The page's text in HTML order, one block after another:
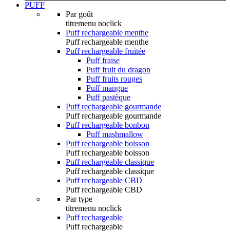
PUFF
Par goût
titremenu noclick
Puff rechargeable menthe
Puff rechargeable menthe
Puff rechargeable fruitée
Puff fraise
Puff fruit du dragon
Puff fruits rouges
Puff mangue
Puff pastèque
Puff rechargeable gourmande
Puff rechargeable gourmande
Puff rechargeable bonbon
Puff mashmallow
Puff rechargeable boisson
Puff rechargeable boisson
Puff rechargeable classique
Puff rechargeable classique
Puff rechargeable CBD
Puff rechargeable CBD
Par type
titremenu noclick
Puff rechargeable
Puff rechargeable